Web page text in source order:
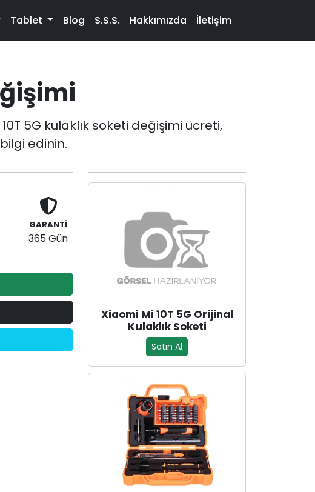
Tablet Blog S.S.S. Hakkımızda İletişim
5G kulaklık soketi değişimi ücreti,
edinin.
GARANTİ
365 Gün
Xiaomi Mi 10T 5G Orijinal
Kulaklık Soketi
Satın Al